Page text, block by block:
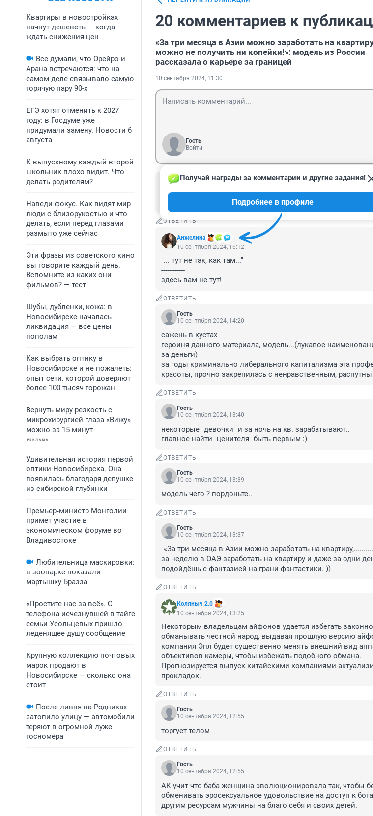
Квартиры в новостройках
начнут дешеветь — когда
ждать снижения цен
Все думали, что Орейро и
Арана встречаются: что на
самом деле связывало самую
горячую пару 90-х
ЕГЭ хотят отменить к 2027
году: в Госдуме уже
придумали замену. Новости 6
августа
К выпускному каждый второй
школьник плохо видит. Что
делать родителям?
Наведи фокус. Как видят мир
люди с близорукостью и что
делать, если перед глазами
размыто уже сейчас
Эти фразы из советского кино
вы говорите каждый день.
Вспомните из каких они
фильмов? — тест
Шубы, дубленки, кожа: в
Новосибирске началась
ликвидация — все цены
пополам
Как выбрать оптику в
Новосибирске и не пожалеть:
опыт сети, которой доверяют
более 100 тысяч горожан
Вернуть миру резкость с
микрохирургией глаза «Вижу»
можно за 15 минут
Удивительная история первой
оптики Новосибирска. Она
появилась благодаря девушке
из сибирской глубинки
Премьер‑министр Монголии
примет участие в
экономическом форуме во
Владивостоке
Любительница маскировки:
в зоопарке показали
мартышку Бразза
«Простите нас за всё». С
телефона исчезнувшей в тайге
семьи Усольцевых пришло
леденящее душу сообщение
Крупную коллекцию почтовых
марок продают в
Новосибирске — сколько она
стоит
После ливня на Родниках
затопило улицу — автомобили
теряют в огромной луже
госномера
20 комментариев к
«За три месяца в Азии можно заработать на
можно не получить ни копейки!»: модель из России
рассказала о карьере за границей
10 сентября 2024, 11:30
Гость
Войти
Гость
Все-таки у нас красивые девушки.
ОТВЕТИТЬ
Анжелина
Получай награды за комментарии и другие задания!
Подробнее в профиле
10 сентября 2024, 16:12
"... тут не так, как там..."
------------
здесь вам не тут!
ОТВЕТИТЬ
Гость
10 сентября 2024, 14:20
сажень в кустах
героиня данного материала, модель...(лукавое
за деньги)
за годы криминально либерального капитализма эта
красоты, прочно закрепилась с ненравственным,
ОТВЕТИТЬ
Гость
10 сентября 2024, 13:40
некоторые "девочки" и за ночь на кв. зарабатывают..
главное найти "ценителя" быть первым :)
ОТВЕТИТЬ
Гость
10 сентября 2024, 13:39
модель чего ? пордоньте..
ОТВЕТИТЬ
Гость
10 сентября 2024, 13:37
"«За три месяца в Азии можно заработать на
за неделю в ОАЭ заработать на квартиру и даже за одни
подойдёшь с фантазией на грани фантастики. ))
ОТВЕТИТЬ
Коляныч 2.0
10 сентября 2024, 13:25
Некоторым владельцам айфонов удается избегать
обманывать честной народ, выдавая прошлую версию
компания Эпл будет существенно менять внешний вид
объективов камеры, чтобы избежать подобного обмана.
Прогнозируется выпуск китайскими компаниями
прокладок.
ОТВЕТИТЬ
Гость
10 сентября 2024, 12:55
торгует телом
ОТВЕТИТЬ
Гость
10 сентября 2024, 12:55
АК учит что баба женщина эволюционировала так, чтобы
обменивать эросексуальное удовольствие на доступ к
другим ресурсам мужчины на благо себя и своих детей.